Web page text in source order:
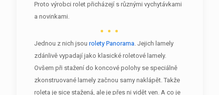
Proto výrobci rolet přicházejí s různými vychytávkami
a novinkami.
Jednou z nich jsou rolety Panorama. Jejich lamely
zdánlivě vypadají jako klasické roletové lamely.
Ovšem při stažení do koncové polohy se speciálně
zkonstruované lamely začnou samy naklápět. Takže
roleta je sice stažená, ale je přes ni vidět ven. A co je